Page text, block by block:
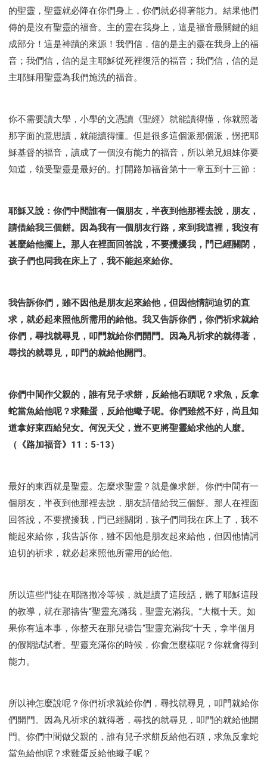
的聖靈，聖靈就必降在你們身上，你們就必得著能力。結果他們
傳的是沒有聖靈的福音。主的靈在我身上，這是福音最關鍵的組
成部分！這是神蹟的來源！我們信，信的是主的靈在我身上的福
音；我們信，信的是主耶穌從死裡復活的福音；我們信，信的是
主耶穌用聖靈為我們施洗的福音。
你不需要讀大學，小學的文憑讀《聖經》就能讀得懂，你就照著
那字面的意思讀，就能讀得懂。但是很多這個派那個派，愣把耶
穌基督的福音，讀成了一個沒有能力的福音，所以弟兄姐妹你要
知道，領受聖靈是最好的。打開路加福音第十一章五到十三節：
耶穌又說：你們中間誰有一個朋友，半夜到他那裡去說，朋友，
請借給我三個餅。因為我有一個朋友行路，來到我這裡，我沒有
甚麼給他擺上。那人在裡面回答說，不要攪擾我，門已經關閉，
孩子們也同我在床上了，我不能起來給你。
我告訴你們，雖不因他是朋友起來給他，但因他情詞迫切的直
求，就必起來照他所需用的給他。我又告訴你們，你們祈求就給
你們，尋找就尋見，叩門就給你們開門。因為凡祈求的就得著，
尋找的就尋見，叩門的就給他開門。
你們中間作父親的，誰有兒子求餅，反給他石頭呢？求魚，反拿
蛇當魚給他呢？求雞蛋，反給他蠍子呢。你們雖然不好，尚且知
道拿好東西給兒女。何況天父，豈不更將聖靈給求他的人麼。
（《路加福音》11：5-13）
最好的東西就是聖靈。怎麼求聖靈？就是像求餅。你們中間有一
個朋友，半夜到他那裡去說，朋友請借給我三個餅。那人在裡面
回答說，不要攪擾我，門已經關閉，孩子們同我在床上了，我不
能起來給你，我告訴你，雖不因他是朋友起來給他，但因他情詞
迫切的祈求，就必起來照他所需用的給他。
所以這些門徒在耶路撒冷等候，就是讀了這段話，聽了耶穌這段
的教導，就在那禱告“聖靈充滿我，聖靈充滿我。”大概十天。如
果你有這本事，你整天在那兒禱告“聖靈充滿我”十天，拿半個月
的假期試試看。聖靈充滿你的時候，你會怎麼樣呢？你就會得到
能力。
所以神怎麼說呢？你們祈求就給你們，尋找就尋見，叩門就給你
們開門。因為凡祈求的就得著，尋找的就尋見，叩門的就給他開
門。你們中間做父親的，誰有兒子求餅反給他石頭，求魚反拿蛇
當魚給他呢？求雞蛋反給他蠍子呢？